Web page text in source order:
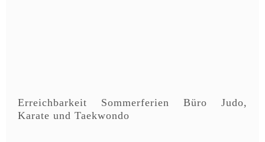
Erreichbarkeit Sommerferien Büro Judo,
Karate und Taekwondo